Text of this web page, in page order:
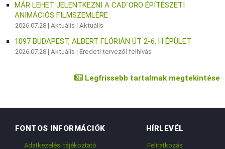
MÁR LEHET JELENTKEZNI A CAD`ORO ÉPÍTÉSZETI
ANIMÁCIÓS FILMSZEMLÉRE
2026.07.28 |Aktuális |Aktuális
1097 BUDAPEST, ALBERT FLÓRIÁN ÚT 2-6. H ÉPÜLET
2026.07.28 |Aktuális |Eredeti tervezői felhívás
Legfrissebb tartalmak megtekintése
FONTOS INFORMÁCIÓK
Adatkezelési tájékoztató
HÍRLEVÉL
Feliratkozás